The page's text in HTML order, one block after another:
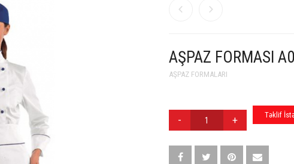
AŞPAZ FORMASI
AŞPAZ FORMALARI
QUANTITY
Təklif